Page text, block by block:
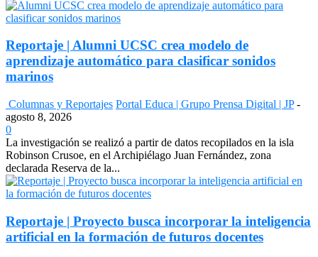
Reportaje | Alumni UCSC crea modelo de
aprendizaje automático para clasificar sonidos
marinos
Columnas y Reportajes Portal Educa | Grupo Prensa Digital | JP -
agosto 8, 2026
0
La investigación se realizó a partir de datos recopilados en la isla
Robinson Crusoe, en el Archipiélago Juan Fernández, zona
declarada Reserva de la...
Reportaje | Proyecto busca incorporar la inteligencia
artificial en la formación de futuros docentes